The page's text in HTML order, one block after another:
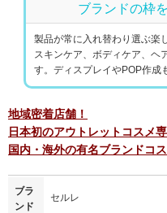
ブランドの枠
製品が常に入れ替わり選ぶ楽
スキンケア、ボディケア、ヘ
す。ディスプレイやPOP作成
地域密着店舗！
日本初のアウトレットコスメ
国内・海外の有名ブランドコ
ブラ
ンド
セルレ